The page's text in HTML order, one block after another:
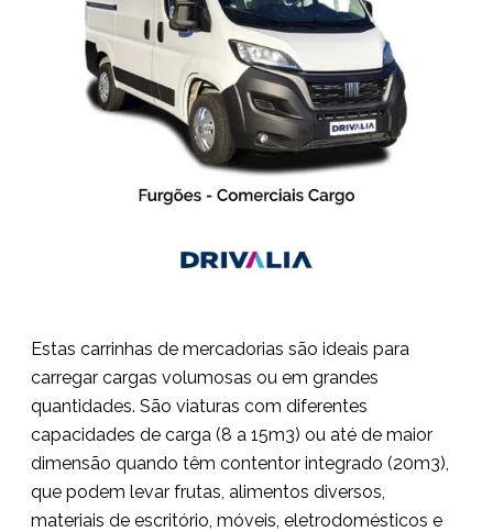
Estas carrinhas de mercadorias são ideais para
carregar cargas volumosas ou em grandes
quantidades. São viaturas com diferentes
capacidades de carga (8 a 15m3) ou até de maior
dimensão quando têm contentor integrado (20m3),
que podem levar frutas, alimentos diversos,
materiais de escritório, móveis, eletrodomésticos e